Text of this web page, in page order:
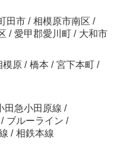
田市 / 相模原市南区 /
/ 愛甲郡愛川町 / 大和市
模原 / 橋本 / 宮下本町 /
田急小田原線 /
/ ブルーライン /
/ 相鉄本線